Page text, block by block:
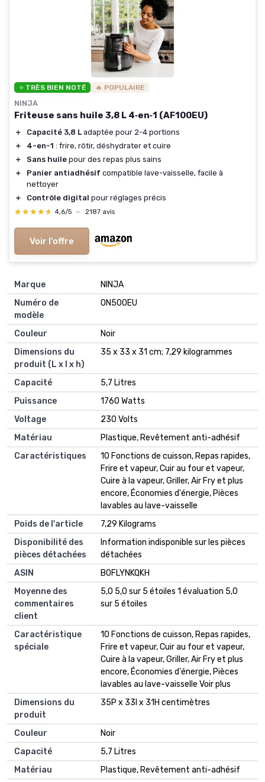
⭐ TRÈS BIEN NOTÉ 🔥 POPULAIRE
NINJA
Friteuse sans huile 3,8 L 4‑en‑1 (AF100EU)
＋ Capacité 3,8 L adaptée pour 2-4 portions
＋
4-en-1 : frire, rôtir, déshydrater et cuire
＋
Sans huile pour des repas plus sains
＋
Panier antiadhésif compatible lave-vaisselle, facile à
nettoyer
＋
Contrôle digital pour réglages précis
★★★★★
★★★★★ 4,6/5 — 2187 avis
Voir l'offre
Marque
‎NINJA
Numéro de
modèle
‎ON500EU
Couleur
‎Noir
Dimensions du
produit (L x l x h)
‎35 x 33 x 31 cm; 7,29 kilogrammes
Capacité
‎5,7 Litres
Puissance
‎1760 Watts
Voltage
‎230 Volts
Matériau
‎Plastique, Revêtement anti-adhésif
Caractéristiques
‎10 Fonctions de cuisson, Repas rapides,
Frire et vapeur, Cuir au four et vapeur,
Cuire à la vapeur, Griller, Air Fry et plus
encore, Économies d'énergie, Pièces
lavables au lave-vaisselle
Poids de l'article
‎7,29 Kilograms
Disponibilité des
pièces détachées
‎Information indisponible sur les pièces
détachées
ASIN
B0FLYNKQKH
Moyenne des
commentaires
client
5,0 5,0 sur 5 étoiles 1 évaluation 5,0
sur 5 étoiles
Caractéristique
spéciale
10 Fonctions de cuisson, Repas rapides,
Frire et vapeur, Cuir au four et vapeur,
Cuire à la vapeur, Griller, Air Fry et plus
encore, Économies d'énergie, Pièces
lavables au lave-vaisselle Voir plus
Dimensions du
produit
35P x 33l x 31H centimètres
Couleur
Noir
Capacité
5,7 Litres
Matériau
Plastique, Revêtement anti-adhésif